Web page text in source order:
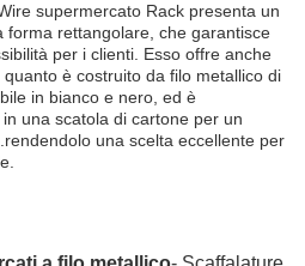
supermercato Rack presenta un
forma rettangolare, che garantisce
per i clienti. Esso offre anche
è costruito da filo metallico di
in bianco e nero, ed è
una scatola di cartone per un
una scelta eccellente per